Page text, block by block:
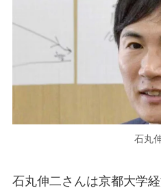
石丸
石丸伸二さんは京都大学